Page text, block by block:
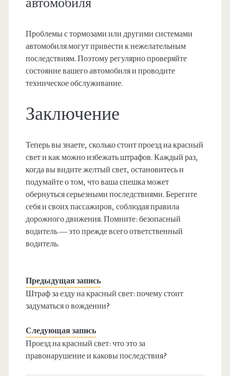
Проблемы с тормозами или другими системами
автомобиля могут привести к нежелательным
последствиям. Поэтому регулярно проверяйте
состояние вашего автомобиля и проводите
техническое обслуживание.
Заключение
Теперь вы знаете, сколько стоит проезд на красный
свет и как можно избежать штрафов. Каждый раз,
когда вы видите желтый свет, остановитесь и
подумайте о том, что ваша спешка может
обернуться серьезными последствиями. Берегите
себя и своих пассажиров, соблюдая правила
дорожного движения. Помните: безопасный
водитель — это прежде всего ответственный
водитель.
Предыдущая запись
Штраф за езду на красный свет: почему стоит
задуматься о вождении?
Следующая запись
Проезд на красный свет: что это за
правонарушение и каковы последствия?